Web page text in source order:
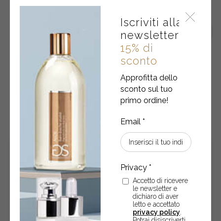
Iscriviti alla
newsletter
15% di
sconto
Approfitta dello
sconto sul tuo
primo ordine!
Accetto di ricevere
le newsletter e
dichiaro di aver
letto e accettato
privacy policy
POTREBBERO ANCHE
INTERESSARTI